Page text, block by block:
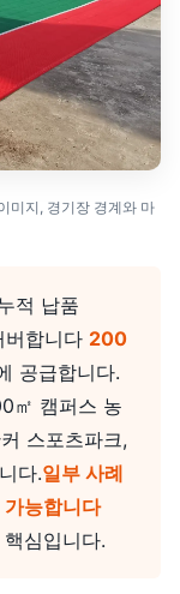
미지, 경기장 경계와 마
적 납품
버합니다 200
공급합니다.
㎡ 캠퍼스 농
스포츠파크,
다.일부 사례
능합니다
심입니다.